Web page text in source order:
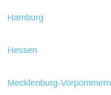
Hamburg
Hessen
Mecklenburg-Vorpommern